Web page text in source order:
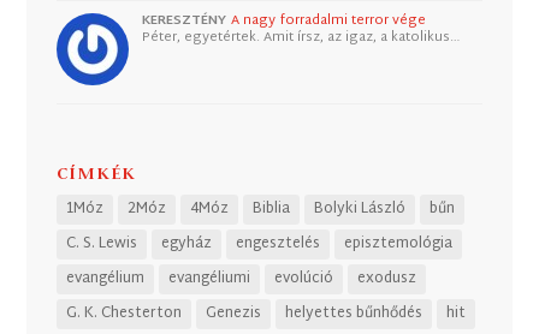
KERESZTÉNY A nagy forradalmi terror vége
Péter, egyetértek. Amit írsz, az igaz, a katolikus…
CÍMKÉK
1Móz 2Móz 4Móz Biblia Bolyki László
bűn
C. S. Lewis
egyház engesztelés
episztemológia
evangélium
evangéliumi evolúció
exodusz
G. K. Chesterton
Genezis helyettes bűnhődés hit